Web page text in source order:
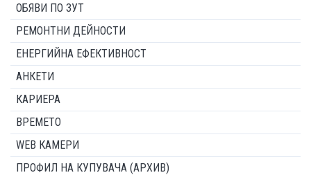
ОБЯВИ ПО ЗУТ
РЕМОНТНИ ДЕЙНОСТИ
ЕНЕРГИЙНА ЕФЕКТИВНОСТ
АНКЕТИ
КАРИЕРА
ВРЕМЕТО
WEB КАМЕРИ
ПРОФИЛ НА КУПУВАЧА (АРХИВ)